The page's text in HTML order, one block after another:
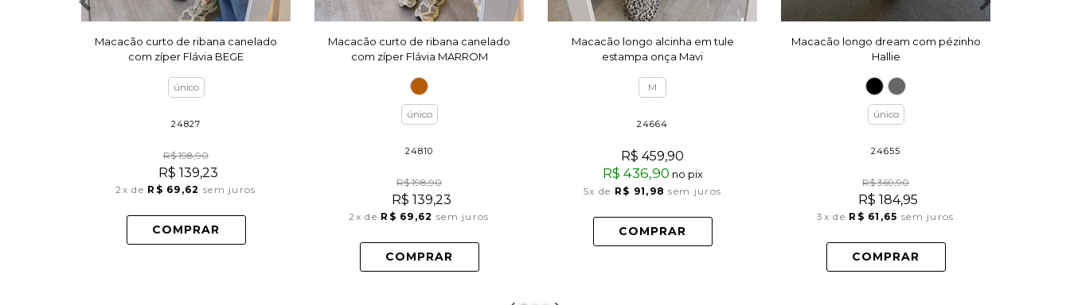
Macacão curto de ribana canelado
com zíper Flávia BEGE
único
24827
R$ 198,90
R$ 139,23
2x de R$ 69,62 sem juros
COMPRAR
Macacão curto de ribana canelado
com zíper Flávia MARROM
único
24810
R$ 198,90
R$ 139,23
2x de R$ 69,62 sem juros
COMPRAR
Macacão longo alcinha em tule
estampa onça Mavi
M
24664
R$ 459,90
R$ 436,90 no pix
5x de R$ 91,98 sem juros
COMPRAR
Macacão longo dream com pézinho
Hallie
único
24655
R$ 369,90
R$ 184,95
3x de R$ 61,65 sem juros
COMPRAR